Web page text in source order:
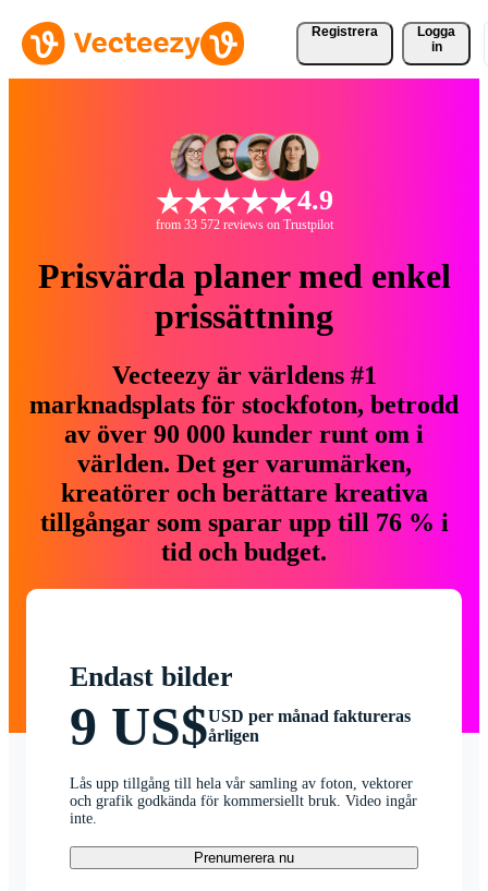
Registrera
Logga
in
4.9
from 33 572 reviews on Trustpilot
Prisvärda planer med enkel
prissättning
Vecteezy är världens #1
marknadsplats för stockfoton, betrodd
av över 90 000 kunder runt om i
världen. Det ger varumärken,
kreatörer och berättare kreativa
tillgångar som sparar upp till 76 % i
tid och budget.
Endast bilder
9 US$USD per månad faktureras
årligen
Lås upp tillgång till hela vår samling av foton, vektorer
och grafik godkända för kommersiellt bruk. Video ingår
inte.
Prenumerera nu